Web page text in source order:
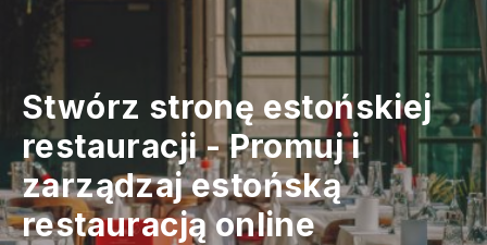
Stwórz stronę estońskiej
restauracji-Promuj i
zarządzaj estońską
restauracją online